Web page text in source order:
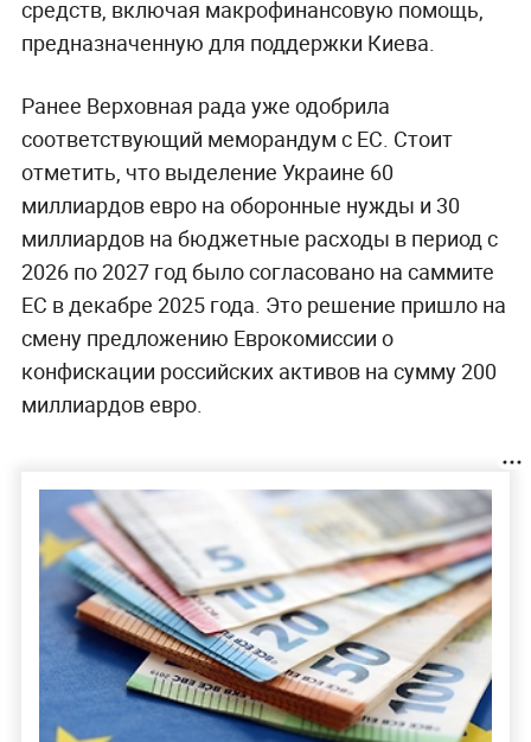
средств, включая макрофинансовую помощь,
предназначенную для поддержки Киева.
Ранее Верховная рада уже одобрила
соответствующий меморандум с ЕС. Стоит
отметить, что выделение Украине 60
миллиардов евро на оборонные нужды и 30
миллиардов на бюджетные расходы в период с
2026 по 2027 год было согласовано на саммите
ЕС в декабре 2025 года. Это решение пришло на
смену предложению Еврокомиссии о
конфискации российских активов на сумму 200
миллиардов евро.